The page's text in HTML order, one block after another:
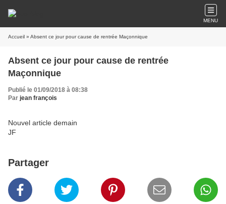
MENU
Accueil » Absent ce jour pour cause de rentrée Maçonnique
Absent ce jour pour cause de rentrée
Maçonnique
Publié le 01/09/2018 à 08:38
Par jean françois
Nouvel article demain
JF
Partager